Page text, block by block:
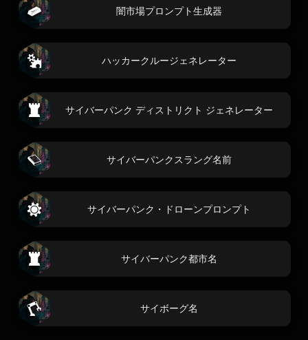
闇市場プロンプト生成器
ハッカークルージェネレーター
サイバーパンク ディストリクト ジェネレーター
サイバーパンクスラング名前
サイバーパンク・ドローンプロンプト
サイバーパンク都市名
サイボーグ名